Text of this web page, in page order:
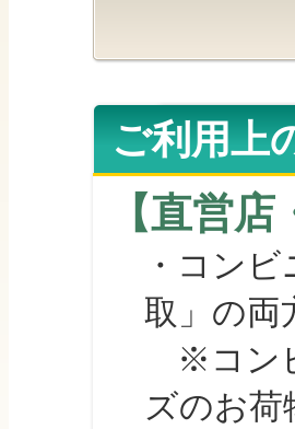
ご利用上
【直営
・コンビ
取」の両
※コンビ
ズのお荷